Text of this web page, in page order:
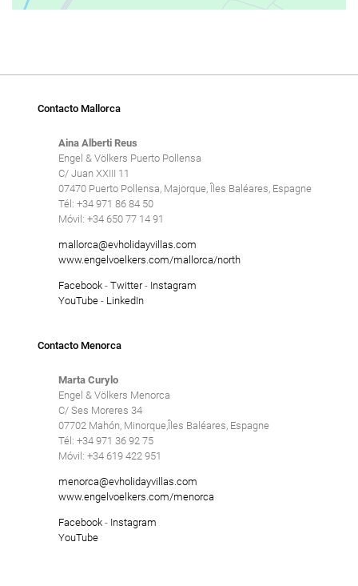
Contacto Mallorca
Aina Alberti Reus
Engel & Völkers Puerto Pollensa
C/ Juan XXIII 11
07470 Puerto Pollensa, Majorque, Îles Baléares, Espagne
Tél: +34 971 86 84 50
Móvil: +34 650 77 14 91
mallorca@evholidayvillas.com
www.engelvoelkers.com/mallorca/north
Facebook- Twitter- Instagram
YouTube- LinkedIn
Contacto Menorca
Marta Curylo
Engel & Völkers Menorca
C/ Ses Moreres 34
07702 Mahón, Minorque,Îles Baléares, Espagne
Tél: +34 971 36 92 75
Móvil: +34 619 422 951
menorca@evholidayvillas.com
www.engelvoelkers.com/menorca
Facebook- Instagram
YouTube